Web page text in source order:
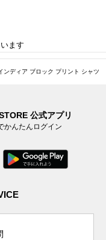
ます
ンディア ブロック プリント シャツ
公式アプリ
かんたんログイン